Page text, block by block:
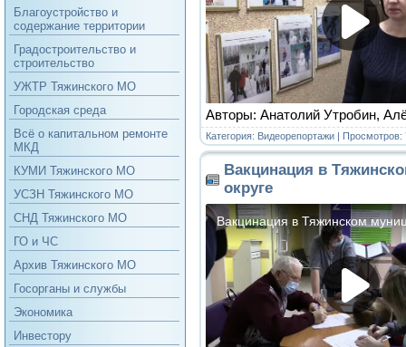
Благоустройство и
содержание территории
Градостроительство и
строительство
УЖТР Тяжинского МО
Городская среда
Всё о капитальном ремонте
МКД
КУМИ Тяжинского МО
УСЗН Тяжинского МО
СНД Тяжинского МО
ГО и ЧС
Архив Тяжинского МО
Госорганы и службы
Экономика
Инвестору
Авторы: Анатолий Утробин,
Категория: Видеорепортажи | Просмотров:
Вакцинация в
округе